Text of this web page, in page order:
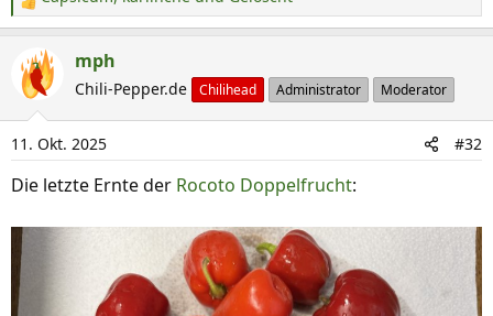
R
e
a
k
i
o
n
n
:
mph
Chili-Pepper.de Chilihead Administrator Moderator
11. Okt. 2025 #32
Die letzte Ernte der Rocoto Doppelfrucht: